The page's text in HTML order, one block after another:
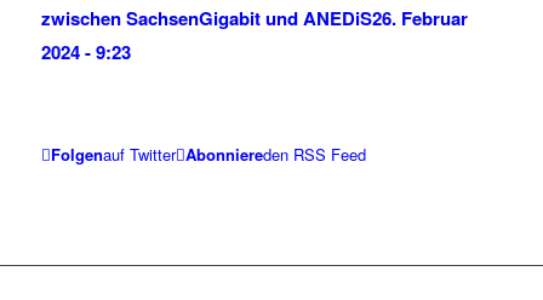
zwischen SachsenGigabit und ANEDiS26. Februar
2024 - 9:23
Folgenauf Twitter Abonniereden RSS Feed